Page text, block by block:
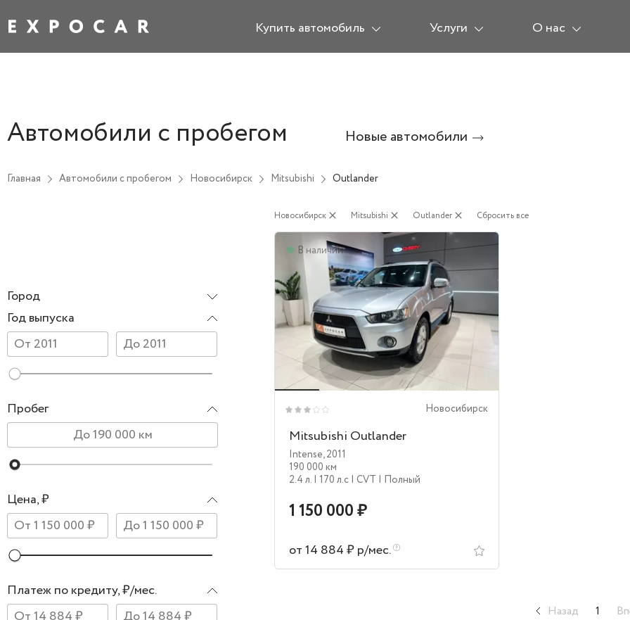
Купить автомобиль Услуги О нас
Автомобили с пробегом Новые автомобили
Главная Автомобили с пробегом Новосибирск Mitsubishi Outlander
Город
Новосибирск
Год выпуска
Пробег
Цена, ₽
Платеж по кредиту, ₽/мес.
Новосибирск close Mitsubishi close Outlander close Сбросить все
В наличии
Новосибирск
Mitsubishi Outlander
Intense,2011
190 000 км
2.4 л. | 170 л.c | CVT | Полный
1 150 000 ₽
от 14 884 ₽ р/мес.
Назад 1